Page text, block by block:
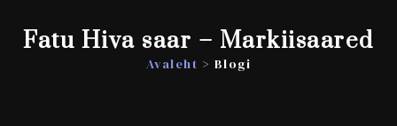
Fatu Hiva saar – Markiisaared
Avaleht > Blogi